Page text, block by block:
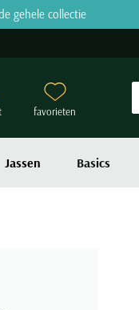
gehele collectie
Jassen Basics
favorieten